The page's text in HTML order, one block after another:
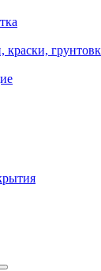
краски,